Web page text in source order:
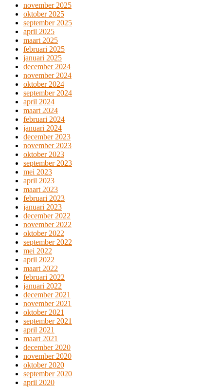
november 2025
oktober 2025
september 2025
april 2025
maart 2025
februari 2025
januari 2025
december 2024
november 2024
oktober 2024
september 2024
april 2024
maart 2024
februari 2024
januari 2024
december 2023
november 2023
oktober 2023
september 2023
mei 2023
april 2023
maart 2023
februari 2023
januari 2023
december 2022
november 2022
oktober 2022
september 2022
mei 2022
april 2022
maart 2022
februari 2022
januari 2022
december 2021
november 2021
oktober 2021
september 2021
april 2021
maart 2021
december 2020
november 2020
oktober 2020
september 2020
april 2020